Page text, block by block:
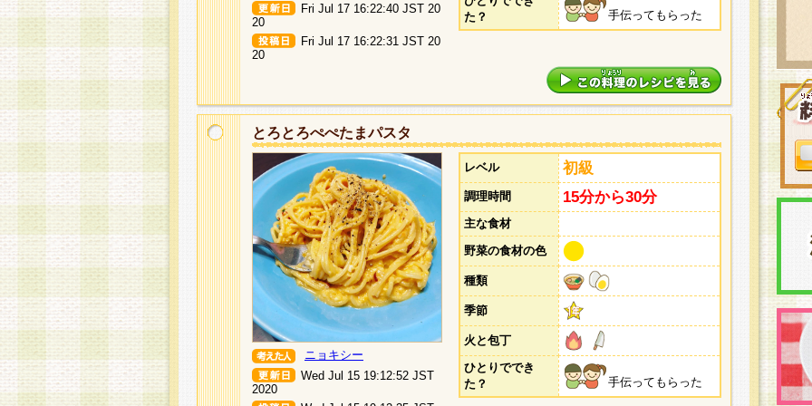
Fri Jul 17 16:22:40 JST 20
20
Fri Jul 17 16:22:31 JST 20
20
た？
手伝ってもらった
とろとろぺぺたまパスタ
ニョキシー
Wed Jul 15 19:12:52 JST
2020
レベル 初級
調理時間 15分から30分
主な食材
野菜の食材の色
種類
季節
火と包丁
ひとりででき
た？
手伝ってもらった